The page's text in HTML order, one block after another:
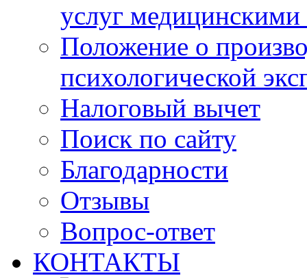
услуг
Положение о
психологической
Налоговый вычет
Поиск по сайту
Благодарности
Отзывы
Вопрос-ответ
КОНТАКТЫ